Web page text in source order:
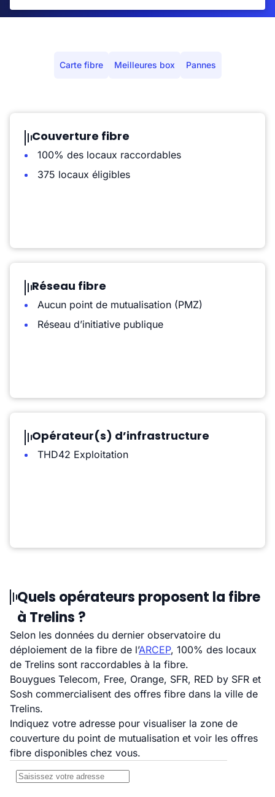
Carte fibre Meilleures box Pannes
Couverture fibre
100% des locaux raccordables
375 locaux éligibles
Réseau fibre
Aucun point de mutualisation (PMZ)
Réseau d’initiative publique
Opérateur(s) d’infrastructure
THD42 Exploitation
Quels opérateurs proposent la fibre
à Trelins ?
Selon les données du dernier observatoire du
déploiement de la fibre de l’ARCEP, 100% des locaux
de Trelins sont raccordables à la fibre.
Bouygues Telecom, Free, Orange, SFR, RED by SFR et
Sosh commercialisent des offres fibre dans la ville de
Trelins.
Indiquez votre adresse pour visualiser la zone de
couverture du point de mutualisation et voir les offres
fibre disponibles chez vous.